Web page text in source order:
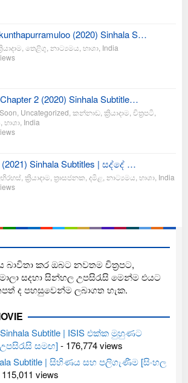
(2020) Sinhala S…
තෙළිගු නාට්‍යමය භාශා India
2 (2020) Sinhala Subtitle…
Uncategorized කන්නාඩ ක්‍රියාදාම චිත්‍රපටි
භාශා India
(2021) Sinhala Subtitles | සද්දේ …
ක්‍රියාදාම ත්‍රාසජනක දමිළ නාට්‍යමය භාශා India
බාවිතා කර ඔබට නවතම චිත්‍රපට,
සදහා සින්හල උපසිරැසි මෙන්ම එයට
ද පහසුවෙන්ම ලබාගත හැක.
Sinhala Subtitle | ISIS එක්ක මුහුණට
සමඟ]- 176,774 views
Subtitle | සිහිණය සහ පලිගැණීම [සිංහල
views